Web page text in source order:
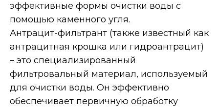
эффективные формы очистки воды с
помощью каменного угля.
Антрацит-фильтрант (также известный как
антрацитная крошка или гидроантрацит)
– это специализированный
фильтровальный материал, используемый
для очистки воды. Он эффективно
обеспечивает первичную обработку